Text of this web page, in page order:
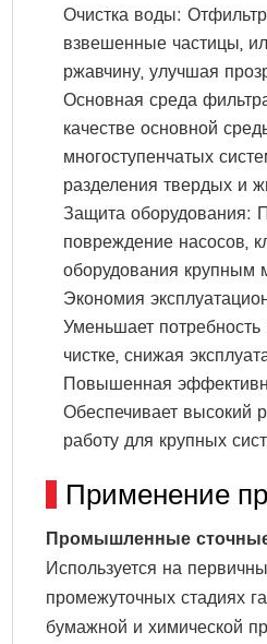
Очистка воды:
взвешенные частицы,
ржавчину, улучшая
Основная среда
качестве основной
многоступенчатых
разделения твердых и
Защита оборудования:
повреждение насосов,
оборудования крупным
Экономия
Уменьшает
чистке, снижая
Повышенная
Обеспечивает высокий
работу для крупных
Применение
Промышленные
Используется на
промежуточных стадиях
бумажной и химической